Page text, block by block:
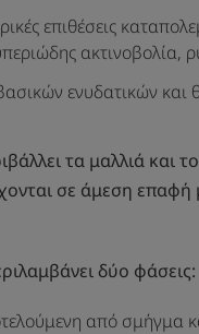
επιθέσεις
ακτινοβολία,
ενυδατικών και
τα μαλλιά και
σε άμεση επαφή
δύο φάσεις:
από σμήγμα